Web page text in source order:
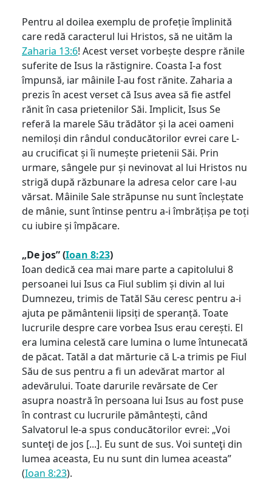
Pentru al doilea exemplu de profeție împlinită
care redă caracterul lui Hristos, să ne uităm la
Zaharia 13:6! Acest verset vorbește despre rănile
suferite de Isus la răstignire. Coasta I-a fost
împunsă, iar mâinile I-au fost rănite. Zaharia a
prezis în acest verset că Isus avea să fie astfel
rănit în casa prietenilor Săi. Implicit, Isus Se
referă la marele Său trădător și la acei oameni
nemiloși din rândul conducătorilor evrei care L-
au crucificat și îi numește prietenii Săi. Prin
urmare, sângele pur și nevinovat al lui Hristos nu
strigă după răzbunare la adresa celor care l-au
vărsat. Mâinile Sale străpunse nu sunt încleștate
de mânie, sunt întinse pentru a-i îmbrățișa pe toți
cu iubire și împăcare.
„De jos” (Ioan 8:23)
Ioan dedică cea mai mare parte a capitolului 8
persoanei lui Isus ca Fiul sublim și divin al lui
Dumnezeu, trimis de Tatăl Său ceresc pentru a-i
ajuta pe pământenii lipsiți de speranță. Toate
lucrurile despre care vorbea Isus erau cerești. El
era lumina celestă care lumina o lume întunecată
de păcat. Tatăl a dat mărturie că L-a trimis pe Fiul
Său de sus pentru a fi un adevărat martor al
adevărului. Toate darurile revărsate de Cer
asupra noastră în persoana lui Isus au fost puse
în contrast cu lucrurile pământești, când
Salvatorul le-a spus conducătorilor evrei: „Voi
sunteţi de jos [...]. Eu sunt de sus. Voi sunteţi din
lumea aceasta, Eu nu sunt din lumea aceasta”
(Ioan 8:23).